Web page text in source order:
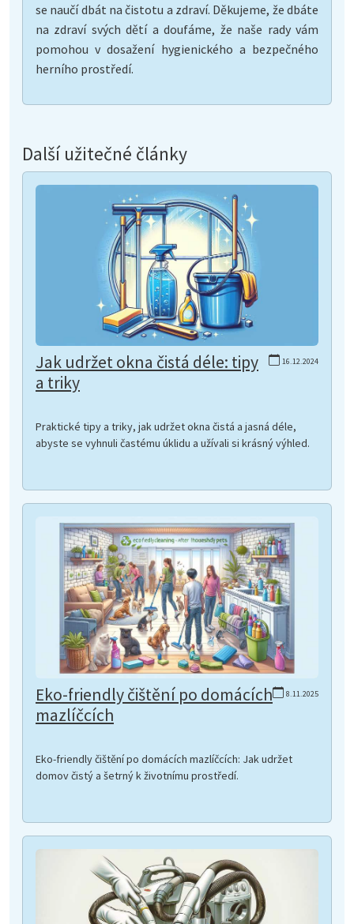
se naučí dbát na čistotu a zdraví. Děkujeme, že dbáte
na zdraví svých dětí a doufáme, že naše rady vám
pomohou v dosažení hygienického a bezpečného
herního prostředí.
Další užitečné články
16.12.2024
Jak udržet okna čistá déle: tipy
a triky
Praktické tipy a triky, jak udržet okna čistá a jasná déle,
abyste se vyhnuli častému úklidu a užívali si krásný výhled.
8.11.2025
Eko-friendly čištění po domácích
mazlíčcích
Eko-friendly čištění po domácích mazlíčcích: Jak udržet
domov čistý a šetrný k životnímu prostředí.